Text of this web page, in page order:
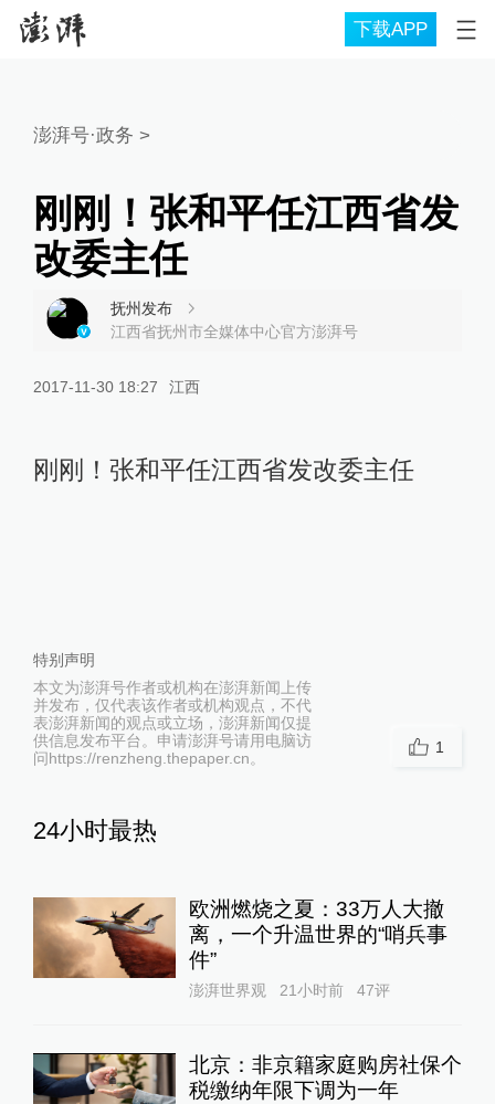
下载APP
澎湃号·政务 >
刚刚！张和平任江西省发
改委主任
抚州发布
江西省抚州市全媒体中心官方澎湃号
2017-11-30 18:27 江西
刚刚！张和平任江西省发改委主任
特别声明
本文为澎湃号作者或机构在澎湃新闻上传
并发布，仅代表该作者或机构观点，不代
表澎湃新闻的观点或立场，澎湃新闻仅提
供信息发布平台。申请澎湃号请用电脑访
问https://renzheng.thepaper.cn。
1
24小时最热
欧洲燃烧之夏：33万人大撤
离，一个升温世界的“哨兵事
件”
澎湃世界观 21小时前 47评
北京：非京籍家庭购房社保个
税缴纳年限下调为一年